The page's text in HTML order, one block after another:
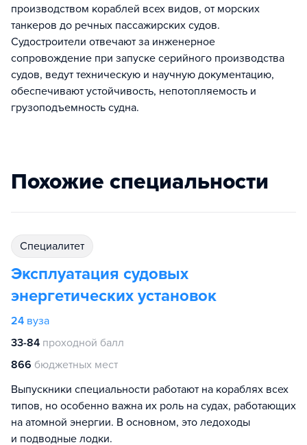
производством кораблей всех видов, от морских
танкеров до речных пассажирских судов.
Судостроители отвечают за инженерное
сопровождение при запуске серийного производства
судов, ведут техническую и научную документацию,
обеспечивают устойчивость, непотопляемость и
грузоподъемность судна.
Похожие специальности
специалитет
Эксплуатация судовых
энергетических установок
24 вуза
33-84 проходной балл
866 бюджетных мест
Выпускники специальности работают на кораблях всех
типов, но особенно важна их роль на судах, работающих
на атомной энергии. В основном, это ледоходы
и подводные лодки.